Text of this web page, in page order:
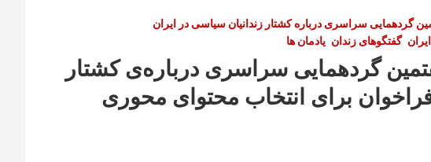
گردهمایی سراسری درباره کشتار زندانیان سیاسی در ایران
گفتگوهای زندان یادمان ها
گردهمایی سراسری درباره‌ی کشتار
برای انتخاب محتوای محوری